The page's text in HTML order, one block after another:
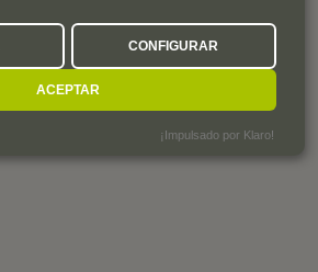
CONFIGURAR
ACEPTAR
¡Impulsado por Klaro!